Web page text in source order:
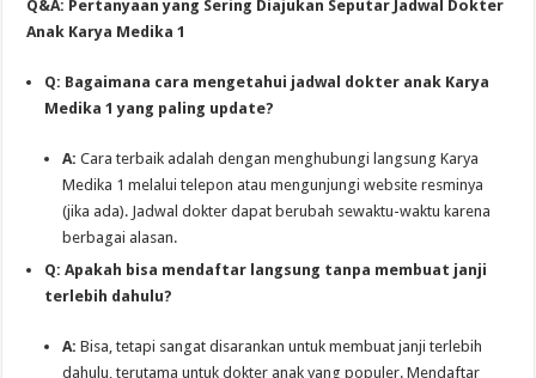
Q&A: Pertanyaan yang Sering Diajukan Seputar Jadwal Dokter
Anak Karya Medika 1
Q: Bagaimana cara mengetahui jadwal dokter anak Karya
Medika 1 yang paling update?
A: Cara terbaik adalah dengan menghubungi langsung Karya
Medika 1 melalui telepon atau mengunjungi website resminya
(jika ada). Jadwal dokter dapat berubah sewaktu-waktu karena
berbagai alasan.
Q: Apakah bisa mendaftar langsung tanpa membuat janji
terlebih dahulu?
A: Bisa, tetapi sangat disarankan untuk membuat janji terlebih
dahulu, terutama untuk dokter anak yang populer. Mendaftar